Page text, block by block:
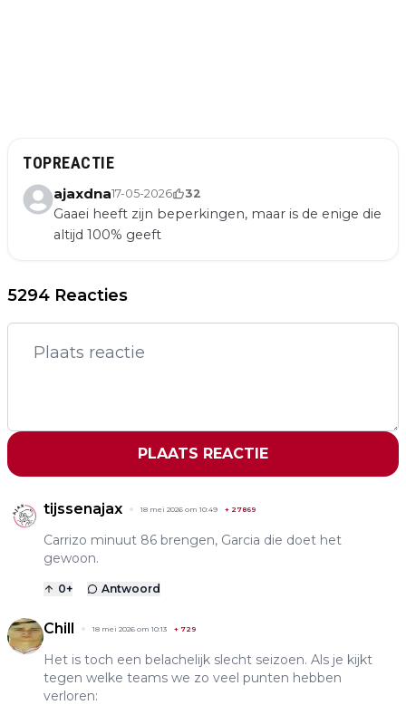
TOPREACTIE
ajaxdna17-05-2026 32
Gaaei heeft zijn beperkingen, maar is de enige die
altijd 100% geeft
5294 Reacties
PLAATS REACTIE
tijssenajax 18 mei 2026 om 10:49 + 27869
Carrizo minuut 86 brengen, Garcia die doet het
gewoon.
0+ Antwoord
Chill 18 mei 2026 om 10:13 + 729
Het is toch een belachelijk slecht seizoen. Als je kijkt
tegen welke teams we zo veel punten hebben
verloren: